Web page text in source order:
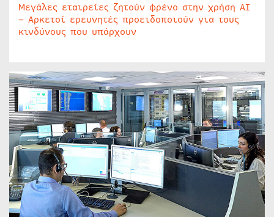
Μεγάλες εταιρείες ζητούν φρένο στην χρήση AI
– Αρκετοί ερευνητές προειδοποιούν για τους
κινδύνους που υπάρχουν